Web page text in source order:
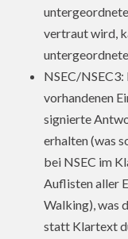
vertraut wird,
NSEC/
vorhandenen
signierte
erhalten (was
bei NSEC im
Auflisten aller
Walking), was
statt Klartext